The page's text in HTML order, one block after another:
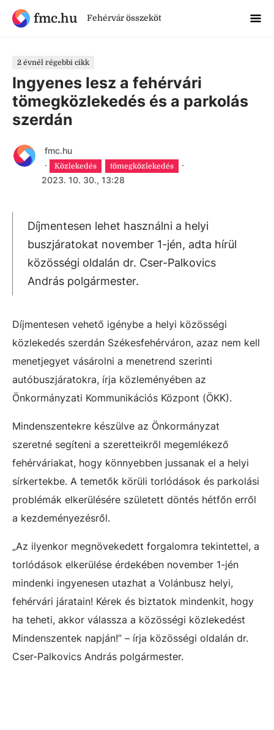
fmc.hu Fehérvár összeköt
2 évnél régebbi cikk
Ingyenes lesz a fehérvári
tömegközlekedés és a parkolás
szerdán
fmc.hu
·
Közlekedés tömegközlekedés
·
2023. 10. 30., 13:28
Díjmentesen lehet használni a helyi
buszjáratokat november 1-jén, adta hírül
közösségi oldalán dr. Cser-Palkovics
András polgármester.
Díjmentesen vehető igénybe a helyi közösségi
közlekedés szerdán Székesfehérváron, azaz nem kell
menetjegyet vásárolni a menetrend szerinti
autóbuszjáratokra, írja közleményében az
Önkormányzati Kommunikációs Központ (ÖKK).
Mindenszentekre készülve az Önkormányzat
szeretné segíteni a szeretteikről megemlékező
fehérváriakat, hogy könnyebben jussanak el a helyi
sírkertekbe. A temetők körüli torlódások és parkolási
problémák elkerülésére született döntés hétfőn erről
a kezdeményezésről.
„Az ilyenkor megnövekedett forgalomra tekintettel, a
torlódások elkerülése érdekében november 1-jén
mindenki ingyenesen utazhat a Volánbusz helyi,
fehérvári járatain! Kérek és biztatok mindenkit, hogy
ha teheti, akkor válassza a közösségi közlekedést
Mindenszentek napján!” – írja közösségi oldalán dr.
Cser-Palkovics András polgármester.